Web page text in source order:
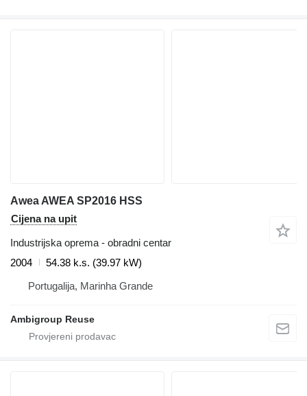
Awea AWEA SP2016 HSS
Cijena na upit
Industrijska oprema - obradni centar
2004
54.38 k.s. (39.97 kW)
Portugalija, Marinha Grande
Ambigroup Reuse